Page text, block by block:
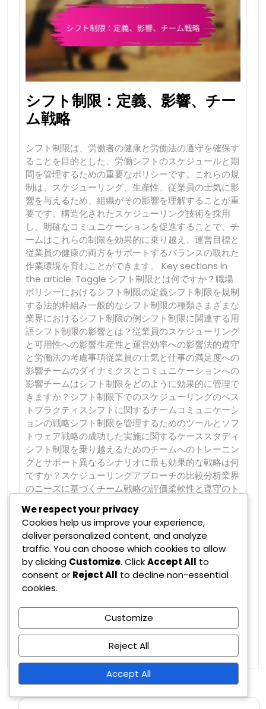
シフト制限：定義、影響、チー
ム戦略
シフト制限は、労働者の健康と労働法の遵守を確保す
ることを目的とした、労働シフトのスケジュールと期
間を管理するための重要なポリシーです。これらの規
制は、スケジューリング、生産性、従業員の士気に影
響を与えるため、組織がその影響を理解することが重
要です。構造化されたスケジューリング技術を採用
し、明確なコミュニケーションを促進することで、チ
ームはこれらの制限を効果的に乗り越え、運営目標と
従業員の健康の両方をサポートするバランスの取れた
作業環境を育むことができます。 Key sections in
the article: Toggle シフト制限とは何ですか？職場
ポリシーにおけるシフト制限の定義シフト制限を規制
する法的枠組み一般的なシフト制限の種類さまざまな
業界におけるシフト制限の例シフト制限に関連する用
語シフト制限の影響とは？従業員のスケジューリング
と可用性への影響生産性と運営効率への影響法的遵守
と労働法の考慮事項従業員の士気と仕事の満足度への
影響チームのダイナミクスとコミュニケーションへの
影響チームはシフト制限をどのように効果的に管理で
きますか？シフト制限下でのスケジューリングのベス
トプラクティスシフトに関するチームコミュニケーシ
ョンの戦略シフト制限を管理するためのツールとソフ
トウェア戦略の成功した実施に関するケーススタディ
シフト制限を乗り越えるためのチームへのトレーニン
グとサポート異なるシナリオに最も効果的な戦略は何
ですか？スケジューリングアプローチの比較分析業界
のニーズに基づくチーム戦略の評価柔軟性と遵守のト
レードオフ シフト制限とは何ですか？ シフト制限
は、従業員の健康と労働法の遵守を確保するために、
労働シフトのスケジュールと期間を規制するポリシー
です。これらの制限は業界によって大きく異なり、過
労を防ぎ、バランスの取れたワークライフダイナミク
スを促進することを目的としています。…
We respect your privacy
Cookies help us improve your experience,
deliver personalized content, and analyze
traffic. You can choose which cookies to allow
by clicking Customize. ClickAccept All to
consent or Reject All to decline non-essential
cookies.
Customize
Reject All
Accept All